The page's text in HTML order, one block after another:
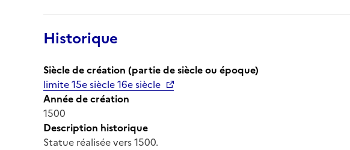
Historique
Siècle de création (partie de siècle ou époque)
limite 15e siècle 16e siècle
Année de création
1500
Description historique
Statue réalisée vers 1500.